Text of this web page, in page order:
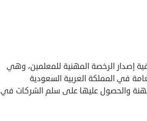
إصدار الرخصة المهنية للمعلمين، وهي
في المملكة العربية السعودية
والحصول عليها على سلم الشركات في